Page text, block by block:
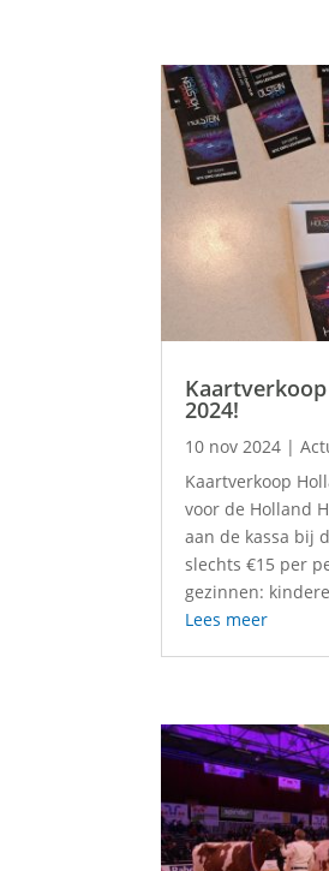
2024!
10 nov 2024 |
Kaartverkoop
voor de Holland
aan de kassa bij
slechts €15 per
gezinnen:
Lees meer